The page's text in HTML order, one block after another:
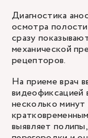
Диагностика
осмотра
сразу
механической
рецепторов.
На приеме врач
видеофиксацией
несколько
выявляет